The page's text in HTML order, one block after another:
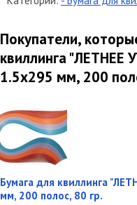
Покупатели,
квиллинга "ЛЕТНЕЕ
1.5х295 мм, 200
Бумага для квиллинга
мм, 200 полос, 80 гр.